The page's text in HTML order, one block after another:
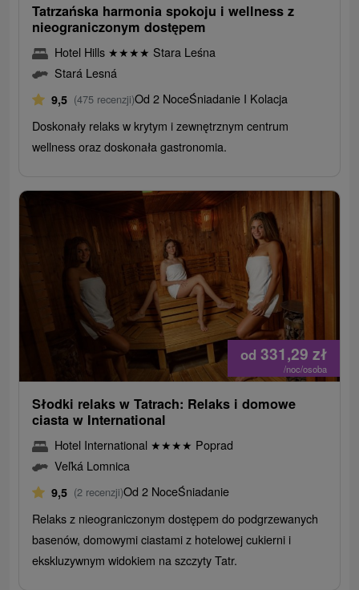
Tatrzańska harmonia spokoju i wellness z
nieograniczonym dostępem
Hotel Hills ★★★★ Stara Leśna
Stará Lesná
9,5 (475 recenzji)Od 2 NoceŚniadanie I Kolacja
Doskonały relaks w krytym i zewnętrznym centrum
wellness oraz doskonała gastronomia.
od 331,29 zł
/noc/osoba
Słodki relaks w Tatrach: Relaks i domowe
ciasta w International
Hotel International ★★★★ Poprad
Veľká Lomnica
9,5 (2 recenzji)Od 2 NoceŚniadanie
Relaks z nieograniczonym dostępem do podgrzewanych
basenów, domowymi ciastami z hotelowej cukierni i
ekskluzywnym widokiem na szczyty Tatr.